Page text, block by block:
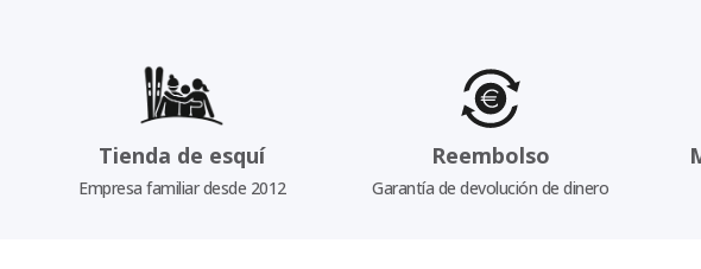
Tienda de esquí
Empresa familiar desde 2012
Reembolso
Garantía de devolución de dinero